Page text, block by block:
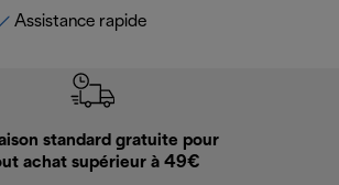
Assistance rapide
standard gratuite pour
achat supérieur à 49€